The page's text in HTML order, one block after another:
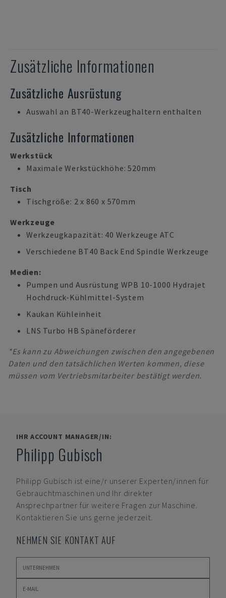
Zusätzliche Informationen
Zusätzliche Ausrüstung
Auswahl an BT40-Werkzeughaltern enthalten
Zusätzliche Informationen
Werkstück
Maximale Werkstückhöhe: 520mm
Tisch
Tischgröße: 2 x 860 x 570mm
Werkzeuge
Werkzeugkapazität: 40 Werkzeuge ATC
Verschiedene BT40 Back End Spindle Werkzeuge
Medien:
Pumpen und Ausrüstung WPB 10-1000 Hydrajet
Hochdruck-Kühlmittel-System
Kaukan Kühleinheit
LNS Turbo HB Späneförderer
*Es kann zu Abweichungen zwischen den angegebenen
Daten und den tatsächlichen Werten kommen, diese
müssen vom Vertriebsmitarbeiter bestätigt werden.
IHR ACCOUNT MANAGER/IN:
Philipp Gubisch
Philipp Gubisch ist eine/r unserer Experten/innen für
Gebrauchtmaschinen und Ihr direkter
Ansprechpartner für weitere Fragen zur Maschine.
Kontaktieren Sie uns gerne jederzeit.
NEHMEN SIE KONTAKT AUF